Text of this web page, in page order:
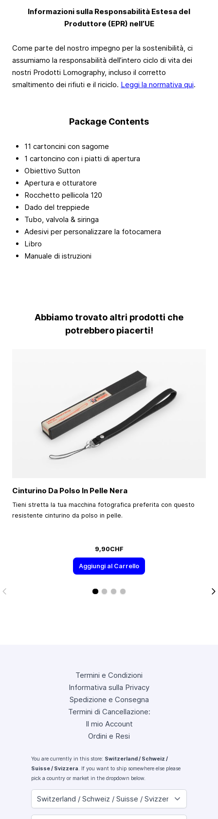
Informazioni sulla Responsabilità Estesa del
Produttore (EPR) nell’UE
Come parte del nostro impegno per la sostenibilità, ci
assumiamo la responsabilità dell’intero ciclo di vita dei
nostri Prodotti Lomography, incluso il corretto
smaltimento dei rifiuti e il riciclo. Leggi la normativa qui.
Package Contents
11 cartoncini con sagome
1 cartoncino con i piatti di apertura
Obiettivo Sutton
Apertura e otturatore
Rocchetto pellicola 120
Dado del treppiede
Tubo, valvola & siringa
Adesivi per personalizzare la fotocamera
Libro
Manuale di istruzioni
Abbiamo trovato altri prodotti che
potrebbero piacerti!
Cinturino Da Polso In Pelle Nera
Tieni stretta la tua macchina fotografica preferita con questo
resistente cinturino da polso in pelle.
9,90CHF
Aggiungi al Carrello
Termini e Condizioni
Informativa sulla Privacy
Spedizione e Consegna
Termini di Cancellazione:
Il mio Account
Ordini e Resi
You are currently in this store: Switzerland / Schweiz /
Suisse / Svizzera . If you want to ship somewhere else please
pick a country or market in the dropdown below.